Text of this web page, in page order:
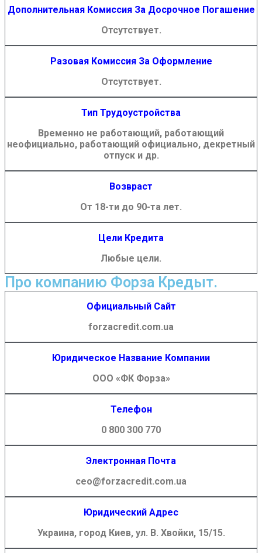
Дополнительная Комиссия За Досрочное Погашение
Отсутствует.
Разовая Комиссия За Оформление
Отсутствует.
Тип Трудоустройства
Временно не работающий, работающий
неофициально, работающий официально, декретный
отпуск и др.
Возвраст
От 18-ти до 90-та лет.
Цели Кредита
Любые цели.
Про компанию Форза Кредыт.
Официальный Сайт
forzacredit.com.ua
Юридическое Название Компании
ООО «ФК Форза»
Телефон
0 800 300 770
Электронная Почта
ceo@forzacredit.com.ua
Юридический Адрес
Украина, город Киев, ул. В. Хвойки, 15/15.